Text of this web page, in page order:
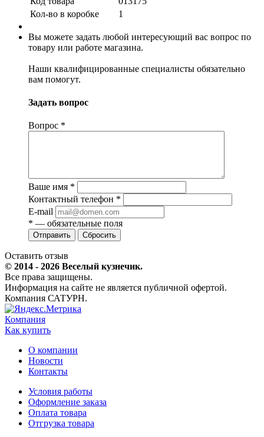
Кол-во в коробке
1
Вы можете задать любой интересующий вас вопрос по
товару или работе магазина.
Наши квалифицированные специалисты обязательно
вам помогут.
Задать вопрос
Вопрос *
Ваше имя *
Контактный телефон *
E-mail
* — обязательные поля
Сбросить
Оставить отзыв
© 2014 - 2026 Веселый кузнечик.
Все права защищены.
Информация на сайте не является публичной офертой.
Компания САТУРН.
Компания
Как купить
О компании
Новости
Контакты
Условия работы
Оформление заказа
Оплата товара
Отгрузка товара